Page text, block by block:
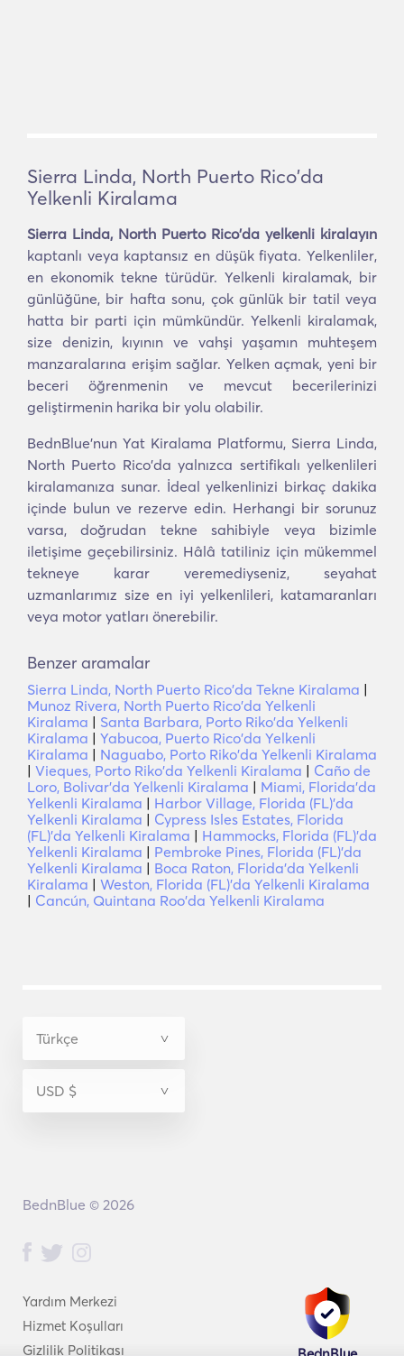
Sierra Linda, North Puerto Rico'da
Yelkenli Kiralama
Sierra Linda, North Puerto Rico'da yelkenli kiralayın
kaptanlı veya kaptansız en düşük fiyata. Yelkenliler,
en ekonomik tekne türüdür. Yelkenli kiralamak, bir
günlüğüne, bir hafta sonu, çok günlük bir tatil veya
hatta bir parti için mümkündür. Yelkenli kiralamak,
size denizin, kıyının ve vahşi yaşamın muhteşem
manzaralarına erişim sağlar. Yelken açmak, yeni bir
beceri öğrenmenin ve mevcut becerilerinizi
geliştirmenin harika bir yolu olabilir.
BednBlue'nun Yat Kiralama Platformu, Sierra Linda,
North Puerto Rico'da yalnızca sertifikalı yelkenlileri
kiralamanıza sunar. İdeal yelkenlinizi birkaç dakika
içinde bulun ve rezerve edin. Herhangi bir sorunuz
varsa, doğrudan tekne sahibiyle veya bizimle
iletişime geçebilirsiniz. Hâlâ tatiliniz için mükemmel
tekneye karar veremediyseniz, seyahat
uzmanlarımız size en iyi yelkenlileri, katamaranları
veya motor yatları önerebilir.
Benzer aramalar
Sierra Linda, North Puerto Rico'da Tekne Kiralama |
Munoz Rivera, North Puerto Rico'da Yelkenli
Kiralama | Santa Barbara, Porto Riko'da Yelkenli
Kiralama | Yabucoa, Puerto Rico'da Yelkenli
Kiralama | Naguabo, Porto Riko'da Yelkenli Kiralama
| Vieques, Porto Riko'da Yelkenli Kiralama | Caño de
Loro, Bolivar'da Yelkenli Kiralama | Miami, Florida'da
Yelkenli Kiralama | Harbor Village, Florida (FL)'da
Yelkenli Kiralama | Cypress Isles Estates, Florida
(FL)'da Yelkenli Kiralama | Hammocks, Florida (FL)'da
Yelkenli Kiralama | Pembroke Pines, Florida (FL)'da
Yelkenli Kiralama | Boca Raton, Florida'da Yelkenli
Kiralama | Weston, Florida (FL)'da Yelkenli Kiralama
| Cancún, Quintana Roo'da Yelkenli Kiralama
Yardım Merkezi
Hizmet Koşulları
Gizlilik Politikası
BednBlue © 2026